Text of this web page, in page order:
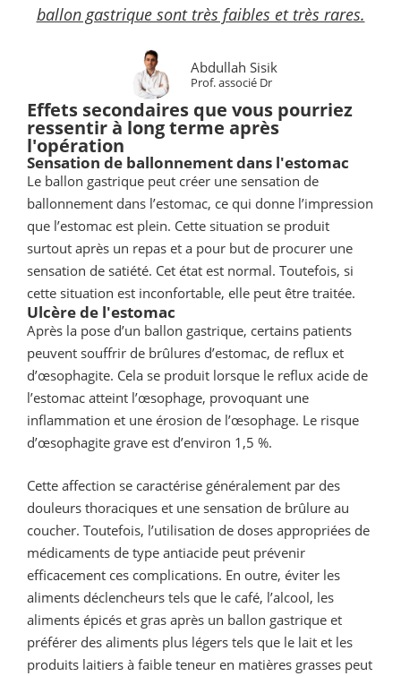
ballon gastrique sont très faibles et très rares.
Abdullah Sisik
Prof. associé Dr
Effets secondaires que vous pourriez
ressentir à long terme après
l'opération
Sensation de ballonnement dans l'estomac
Le ballon gastrique peut créer une sensation de
ballonnement dans l’estomac, ce qui donne l’impression
que l’estomac est plein. Cette situation se produit
surtout après un repas et a pour but de procurer une
sensation de satiété. Cet état est normal. Toutefois, si
cette situation est inconfortable, elle peut être traitée.
Ulcère de l'estomac
Après la pose d’un ballon gastrique, certains patients
peuvent souffrir de brûlures d’estomac, de reflux et
d’œsophagite. Cela se produit lorsque le reflux acide de
l’estomac atteint l’œsophage, provoquant une
inflammation et une érosion de l’œsophage. Le risque
d’œsophagite grave est d’environ 1,5 %.
Cette affection se caractérise généralement par des
douleurs thoraciques et une sensation de brûlure au
coucher. Toutefois, l’utilisation de doses appropriées de
médicaments de type antiacide peut prévenir
efficacement ces complications. En outre, éviter les
aliments déclencheurs tels que le café, l’alcool, les
aliments épicés et gras après un ballon gastrique et
préférer des aliments plus légers tels que le lait et les
produits laitiers à faible teneur en matières grasses peut